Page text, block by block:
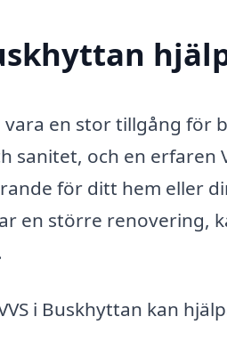
en stor tillgång för
sanitet, och en erfaren
för ditt hem eller
en större renovering,
i Buskhyttan kan